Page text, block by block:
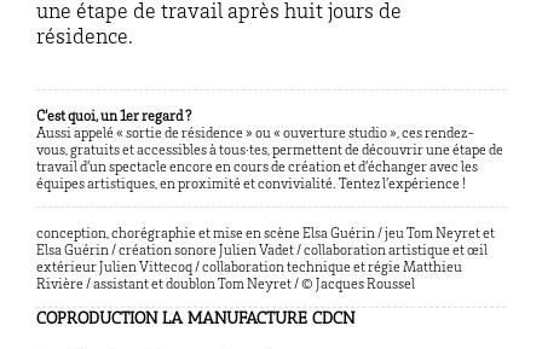
une étape de travail après huit jours de
résidence.
C’est quoi, un 1er regard ?
Aussi appelé « sortie de résidence » ou « ouverture studio », ces rendez-
vous, gratuits et accessibles à tous·tes, permettent de découvrir une étape de
travail d’un spectacle encore en cours de création et d’échanger avec les
équipes artistiques, en proximité et convivialité. Tentez l’expérience !
conception, chorégraphie et mise en scène Elsa Guérin / jeuTom Neyretet
Elsa Guérin / création sonore Julien Vadet/ collaboration artistique et œil
extérieur Julien Vittecoq/ collaboration technique et régie Matthieu
Rivière / assistant et doublon Tom Neyret / © Jacques Roussel
COPRODUCTION LA MANUFACTURE CDCN